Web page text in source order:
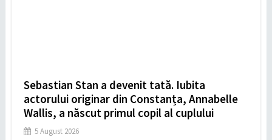
Sebastian Stan a devenit tată. Iubita
actorului originar din Constanța, Annabelle
Wallis, a născut primul copil al cuplului
5 August 2026